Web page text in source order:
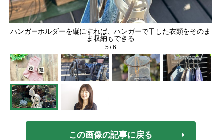
ハンガーホルダーを縦にすれば、ハンガーで干した衣類をそのま
ま収納もできる
5/6
この画像の記事に戻る